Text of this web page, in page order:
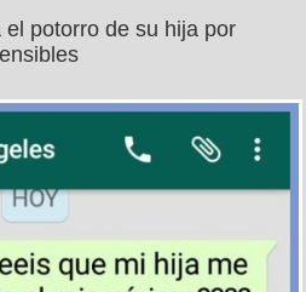
potorro de su hija por